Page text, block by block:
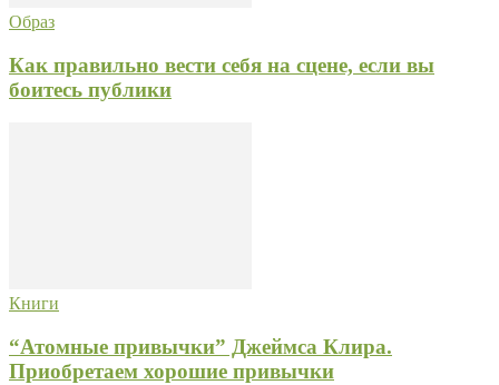
Образ
Как правильно вести себя на сцене, если вы
боитесь публики
Книги
“Атомные привычки” Джеймса Клира.
Приобретаем хорошие привычки